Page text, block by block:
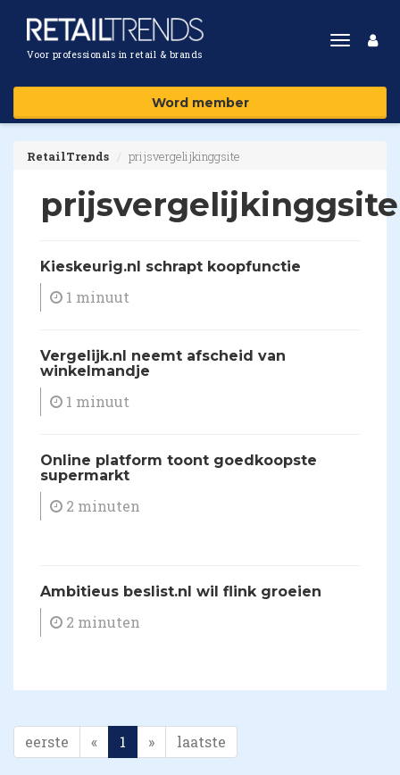
Voor professionals in retail & brands
Toggle
Word member
RetailTrends prijsvergelijkinggsite
prijsvergelijkinggsite
Kieskeurig.nl schrapt koopfunctie
1 minuut
Vergelijk.nl neemt afscheid van
winkelmandje
1 minuut
Online platform toont goedkoopste
supermarkt
2 minuten
Ambitieus beslist.nl wil flink groeien
2 minuten
eerste « 1 » laatste